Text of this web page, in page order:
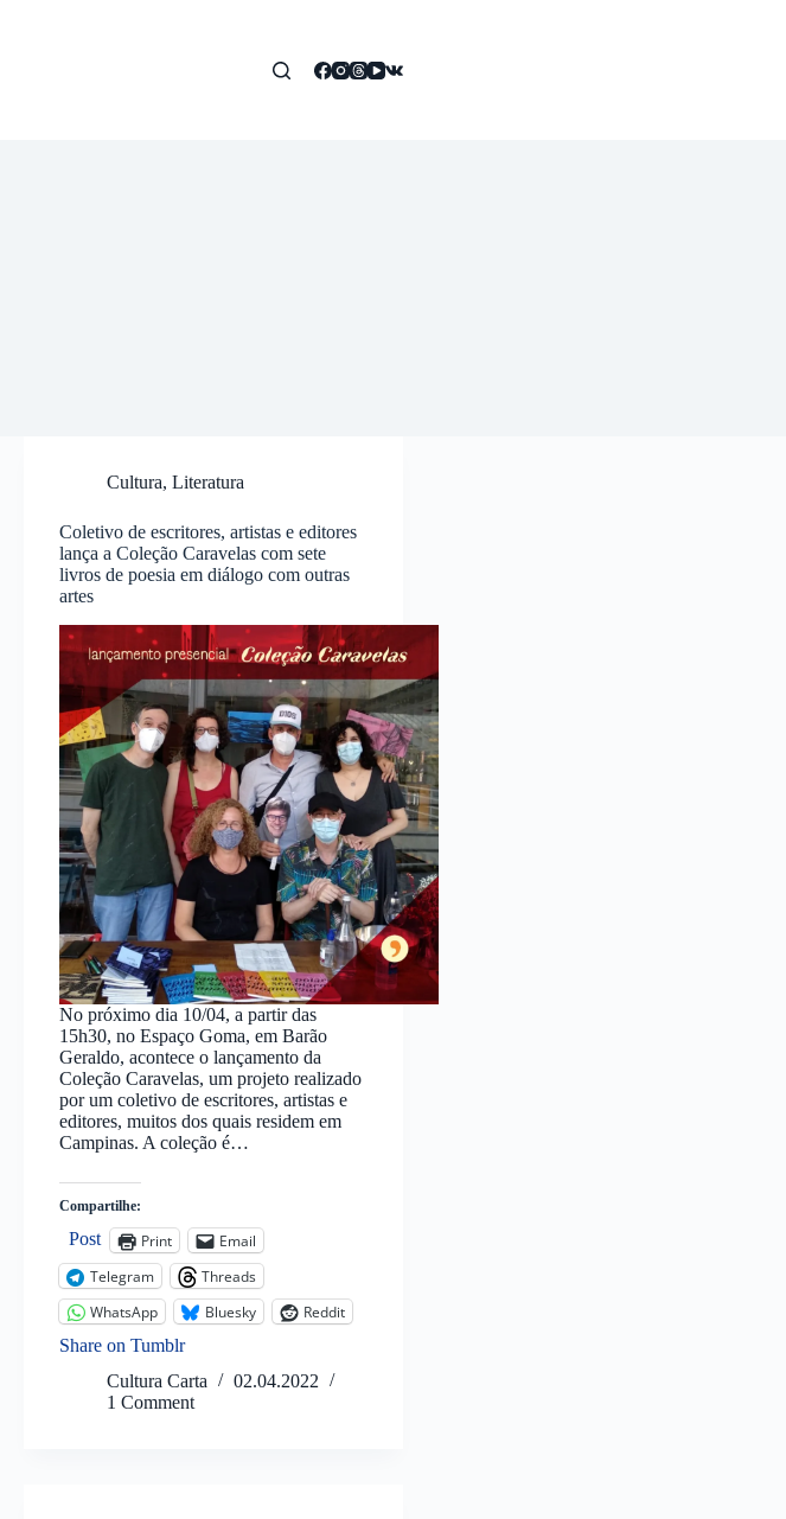
Cultura, Literatura
Coletivo de escritores, artistas e editores
lança a Coleção Caravelas com sete
livros de poesia em diálogo com outras
artes
No próximo dia 10/04, a partir das
15h30, no Espaço Goma, em Barão
Geraldo, acontece o lançamento da
Coleção Caravelas, um projeto realizado
por um coletivo de escritores, artistas e
editores, muitos dos quais residem em
Campinas. A coleção é…
Compartilhe:
Post Print
Email
Telegram
Threads
WhatsApp
Bluesky
Reddit
Share on Tumblr
Cultura Carta
02.04.2022
1 Comment